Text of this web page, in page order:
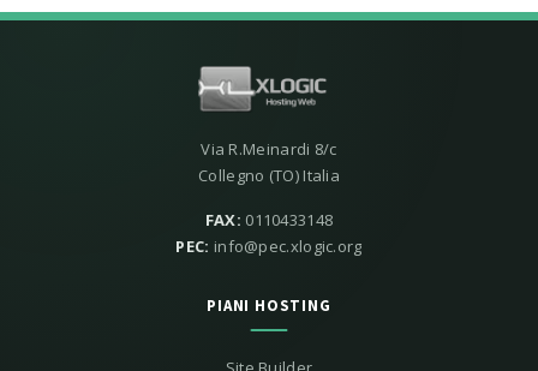
Via R.Meinardi 8/c
Collegno (TO) Italia
FAX: 0110433148
PEC: info@pec.xlogic.org
PIANI HOSTING